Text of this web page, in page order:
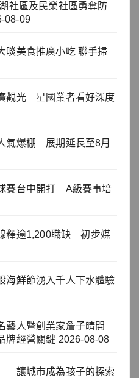
社區及民榮社區勇奪防
08-09
啖美食推廣小吃 聯手掃
觀光 星國業者看好深度
氣爆棚 展期延長至8月
賽台中開打 A級賽事培
釋逾1,200職缺 初步媒
海鮮節湧入千人下水體驗
藝人暨創業家詹子晴開
牌經營關鍵 2026-08-08
讓城市成為孩子的探索